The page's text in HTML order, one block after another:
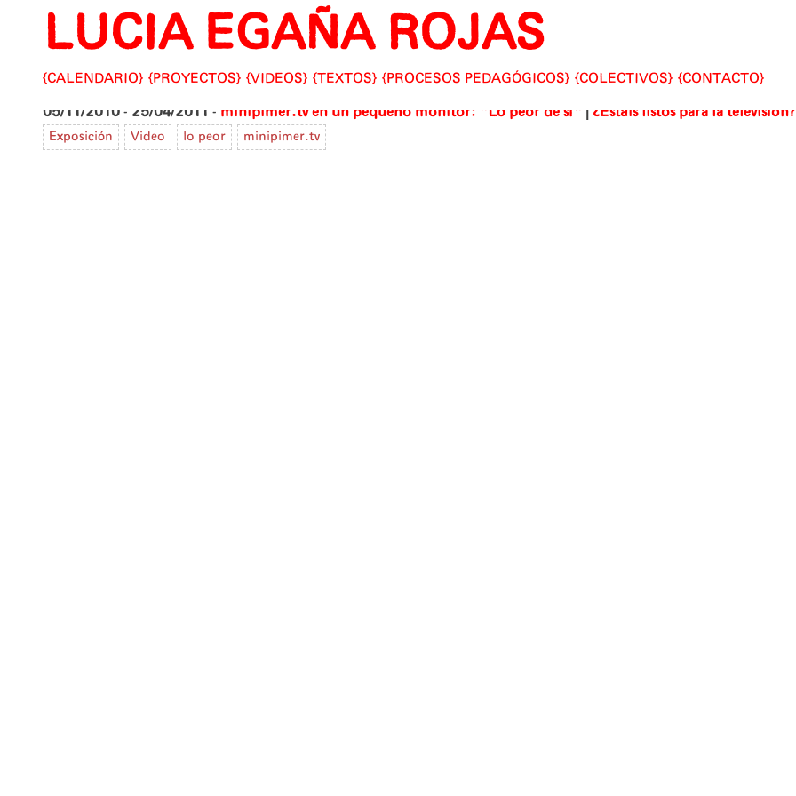
Skip
content
LUCIA EGAÑA ROJAS
CALENDARIO PROYECTOS VIDEOS TEXTOS PROCESOS PEDAGÓGICOS COLECTIVOS CONTACTO
05/11/2010 - 25/04/2011 - minipimer.tv en un pequeño monitor: "Lo peor de sí" | ¿Estáis listos para la televisión?
Exposición Video lo peor minipimer.tv